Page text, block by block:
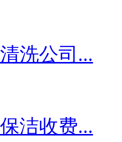
洗公司...
洁收费...